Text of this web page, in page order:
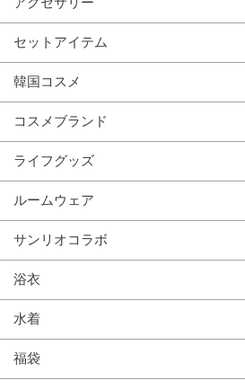
セットアイテム
韓国コスメ
コスメブランド
ライフグッズ
ルームウェア
サンリオコラボ
浴衣
水着
福袋